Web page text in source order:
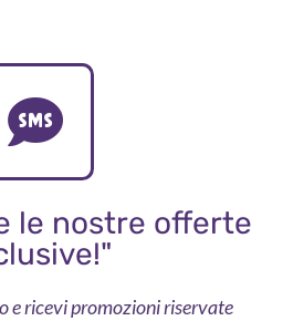
le nostre offerte
e ricevi promozioni riservate